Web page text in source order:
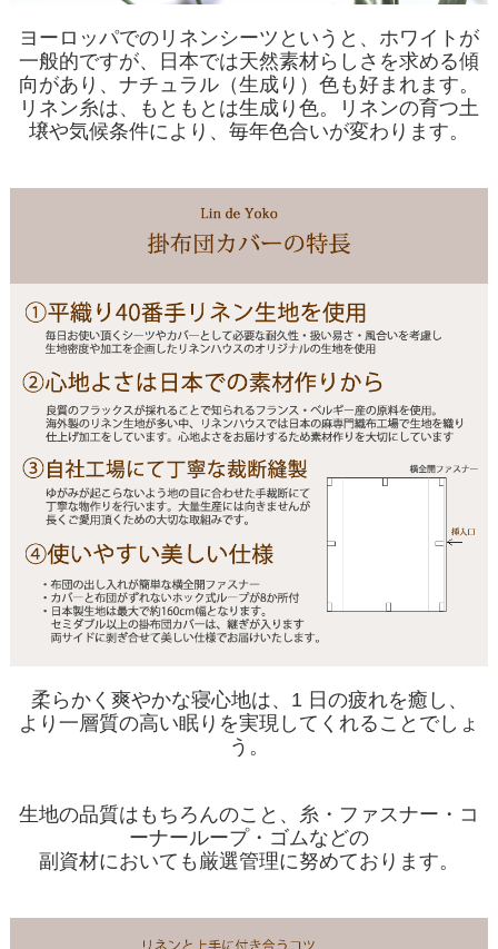
ヨーロッパでのリネンシーツというと、ホワイトが
一般的ですが、日本では天然素材らしさを求める傾
向があり、ナチュラル（生成り）色も好まれます。
リネン糸は、もともとは生成り色。リネンの育つ土
壌や気候条件により、毎年色合いが変わります。
柔らかく爽やかな寝心地は、1 日の疲れを癒し、
より一層質の高い眠りを実現してくれることでしょ
う。
生地の品質はもちろんのこと、糸・ファスナー・コ
ーナーループ・ゴムなどの
副資材においても厳選管理に努めております。